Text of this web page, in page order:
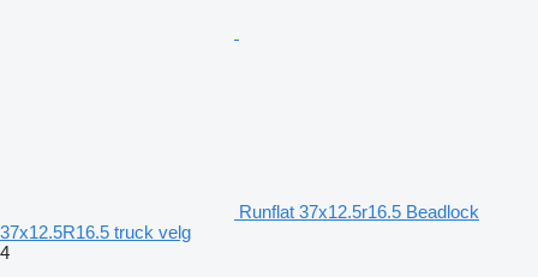
Runflat 37x12.5r16.5 Beadlock
37x12.5R16.5 truck velg
4